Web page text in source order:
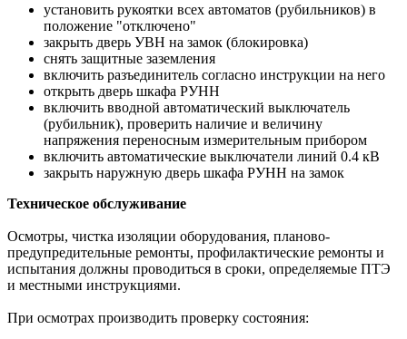
установить рукоятки всех автоматов (рубильников) в
положение "отключено"
закрыть дверь УВН на замок (блокировка)
снять защитные заземления
включить разъединитель согласно инструкции на него
открыть дверь шкафа РУНН
включить вводной автоматический выключатель
(рубильник), проверить наличие и величину
напряжения переносным измерительным прибором
включить автоматические выключатели линий 0.4 кВ
закрыть наружную дверь шкафа РУНН на замок
Техническое обслуживание
Осмотры, чистка изоляции оборудования, планово-
предупредительные ремонты, профилактические ремонты и
испытания должны проводиться в сроки, определяемые ПТЭ
и местными инструкциями.
При осмотрах производить проверку состояния: